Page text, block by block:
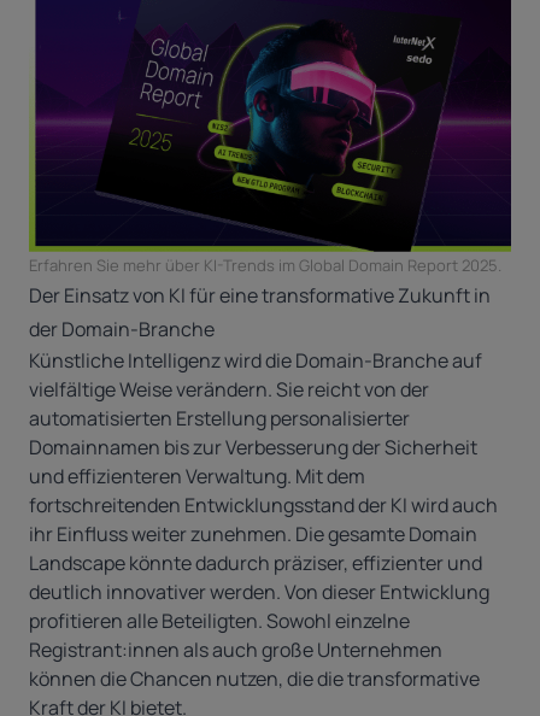
Erfahren Sie mehr über KI-Trends im Global Domain Report 2025.
Der Einsatz von KI für eine transformative Zukunft in
der Domain-Branche
Künstliche Intelligenz wird die Domain-Branche auf
vielfältige Weise verändern. Sie reicht von der
automatisierten Erstellung personalisierter
Domainnamen bis zur Verbesserung der Sicherheit
und effizienteren Verwaltung. Mit dem
fortschreitenden Entwicklungsstand der KI wird auch
ihr Einfluss weiter zunehmen. Die gesamte Domain
Landscape könnte dadurch präziser, effizienter und
deutlich innovativer werden. Von dieser Entwicklung
profitieren alle Beteiligten. Sowohl einzelne
Registrant:innen als auch große Unternehmen
können die Chancen nutzen, die die transformative
Kraft der KI bietet.